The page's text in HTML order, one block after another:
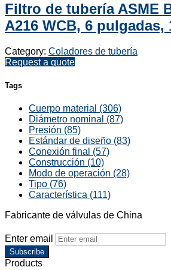
Filtro de tubería ASME
A216 WCB, 6 pulgadas,
Category: Coladores de tubería
Request a quote
Tags
Cuerpo material (306)
Diámetro nominal (87)
Presión (85)
Estándar de diseño (83)
Conexión final (57)
Construcción (10)
Modo de operación (28)
Tipo (76)
Característica (111)
Fabricante de válvulas de China
Enter email
Subscribe
Products